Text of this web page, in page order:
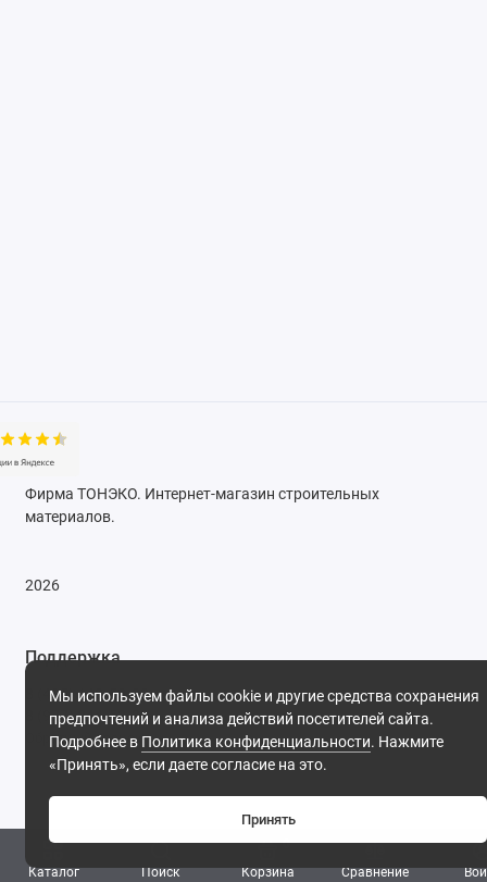
Каталог Поиск Корзина
0
Сравнение
Мы используем файлы cookie и другие средства сохранения
предпочтений и анализа действий посетителей сайта.
Подробнее в Политика конфиденциальности. Нажмите
«Принять», если даете согласие на это.
Принять
Фирма ТОНЭКО. Интернет-магазин строительных
материалов.
2026
Поддержка
8 (495) 142-53-32
8 (977) 844-53-32
Обратный звонок
ПН-ПТ: 09:30 - 18:00 СБ-ВС: выходной